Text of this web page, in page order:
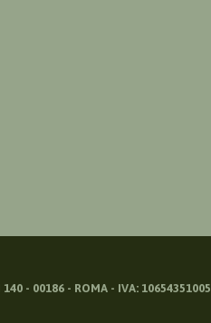
140 - 00186 - ROMA - IVA: 10654351005